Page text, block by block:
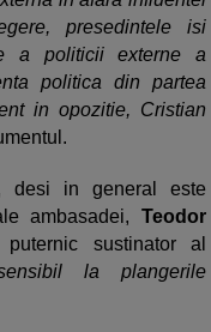
presedintele isi
a politicii externe a
politica din partea
in opozitie, Cristian
desi in general este
ambasadei, Teodor
sustinator al
la plangerile